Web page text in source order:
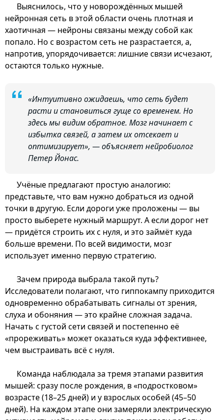
Выяснилось, что у новорождённых мышей
нейронная сеть в этой области очень плотная и
хаотичная — нейроны связаны между собой как
попало. Но с возрастом сеть не разрастается, а,
напротив, упорядочивается: лишние связи исчезают,
остаются только нужные.
«Интуитивно ожидаешь, что сеть будет
расти и становиться гуще со временем. Но
здесь мы видим обратное. Мозг начинает с
избытка связей, а затем их отсекает и
оптимизирует», — объясняет нейробиолог
Петер Йонас.
Учёные предлагают простую аналогию:
представьте, что вам нужно добраться из одной
точки в другую. Если дороги уже проложены — вы
просто выберете нужный маршрут. А если дорог нет
— придётся строить их с нуля, и это займёт куда
больше времени. По всей видимости, мозг
использует именно первую стратегию.
Зачем природа выбрала такой путь?
Исследователи полагают, что гиппокампу приходится
одновременно обрабатывать сигналы от зрения,
слуха и обоняния — это крайне сложная задача.
Начать с густой сети связей и постепенно её
«прореживать» может оказаться куда эффективнее,
чем выстраивать всё с нуля.
Команда наблюдала за тремя этапами развития
мышей: сразу после рождения, в «подростковом»
возрасте (18–25 дней) и у взрослых особей (45–50
дней). На каждом этапе они замеряли электрическую